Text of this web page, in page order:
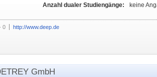
Anzahl dualer Studiengänge:
keine
0 http://www.deep.de
GmbH